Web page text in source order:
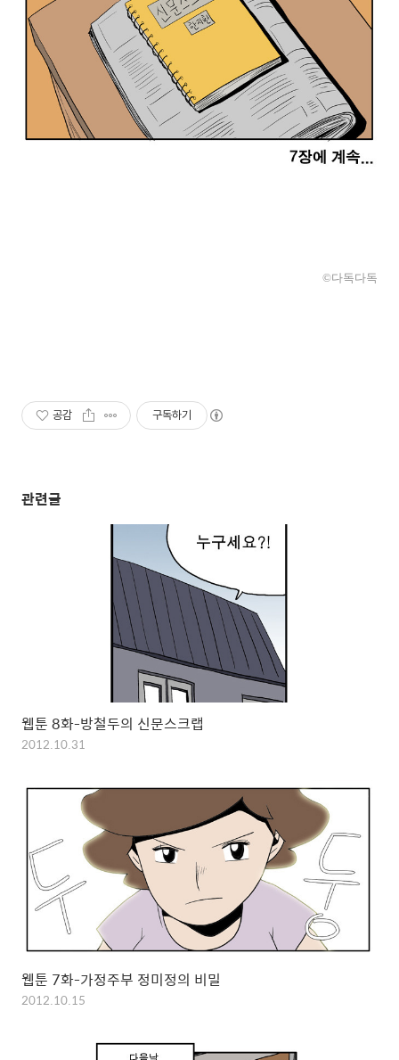
©다독다독
공감 구독하기
관련글
웹툰 8화-방철두의 신문스크랩
2012.10.31
웹툰 7화-가정주부 정미정의 비밀
2012.10.15